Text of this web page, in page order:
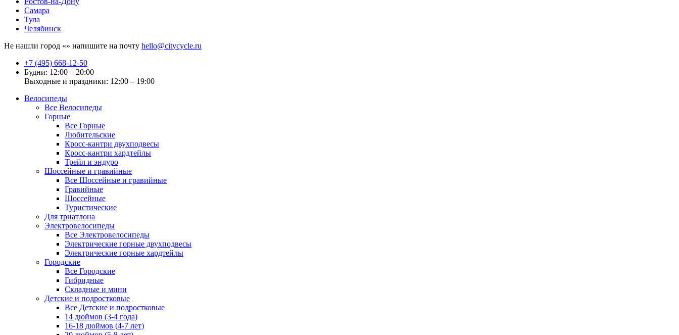
Самара
Тула
Челябинск
Не нашли город «» напишите на почту hello@citycycle.ru
+7 (495) 668-12-50
Будни: 12:00 – 20:00
Выходные и праздники: 12:00 – 19:00
Велосипеды
Все Велосипеды
Горные
Все Горные
Любительские
Кросс-кантри двухподвесы
Кросс-кантри хардтейлы
Трейл и эндуро
Шоссейные и гравийные
Все Шоссейные и гравийные
Гравийные
Шоссейные
Туристические
Для триатлона
Электровелосипеды
Все Электровелосипеды
Электрические горные двухподвесы
Электрические горные хардтейлы
Городские
Все Городские
Гибридные
Складные и мини
Детские и подростковые
Все Детские и подростковые
14 дюймов (3-4 года)
16-18 дюймов (4-7 лет)